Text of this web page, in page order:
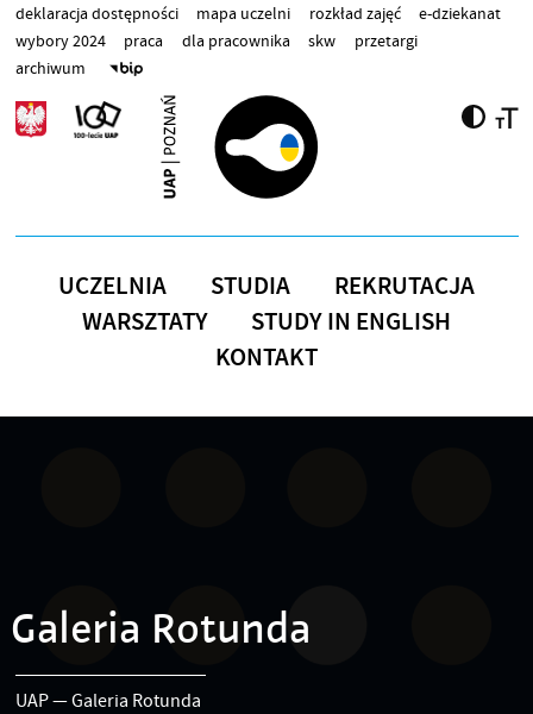
Przejdź do treści
deklaracja dostępności mapa uczelni rozkład zajęć
e-dziekanat
wybory 2024
praca dla pracownika skw
przetargi
archiwum
UCZELNIA STUDIA
REKRUTACJA
WARSZTATY
STUDY IN ENGLISH
KONTAKT
Galeria Rotunda
UAP—Galeria Rotunda